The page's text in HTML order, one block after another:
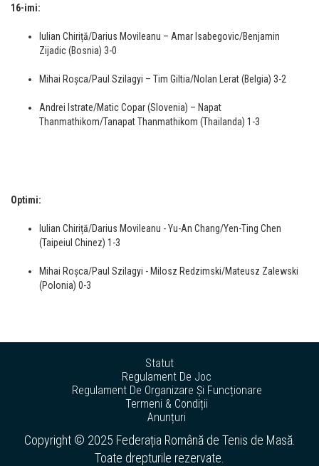
16-imi:
Iulian Chiriță/Darius Movileanu – Amar Isabegovic/Benjamin
Zijadic (Bosnia) 3-0
Mihai Roșca/Paul Szilagyi – Tim Giltia/Nolan Lerat (Belgia) 3-2
Andrei Istrate/Matic Copar (Slovenia) – Napat
Thanmathikom/Tanapat Thanmathikom (Thailanda) 1-3
Optimi:
Iulian Chiriță/Darius Movileanu - Yu-An Chang/Yen-Ting Chen
(Taipeiul Chinez) 1-3
Mihai Roșca/Paul Szilagyi - Milosz Redzimski/Mateusz Zalewski
(Polonia) 0-3
Statut
Regulament De Joc
Regulament De Organizare Și Funcționare
Termeni & Condiții
Anunțuri
Copyright © 2025 Federația Română de Tenis de Masă.
Toate drepturile rezervate.